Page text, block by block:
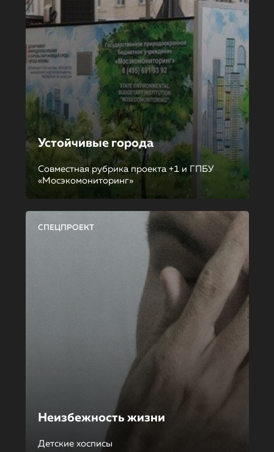
Устойчивые города
Совместная рубрика проекта +1 и ГПБУ
«Мосэкомониторинг»
СПЕЦПРОЕКТ
Неизбежность жизни
Детские хосписы